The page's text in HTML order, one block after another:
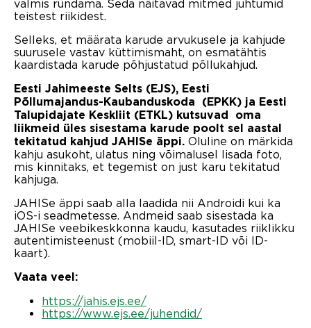
valmis ründama. Seda näitavad mitmed juhtumid
teistest riikidest.
Selleks, et määrata karude arvukusele ja kahjude
suurusele vastav küttimismaht, on esmatähtis
kaardistada karude põhjustatud põllukahjud.
Eesti Jahimeeste Selts (EJS), Eesti
Põllumajandus-Kaubanduskoda (EPKK) ja Eesti
Talupidajate Keskliit (ETKL) kutsuvad oma
liikmeid üles sisestama karude poolt sel aastal
tekitatud kahjud JAHISe äppi. Oluline on märkida
kahju asukoht, ulatus ning võimalusel lisada foto,
mis kinnitaks, et tegemist on just karu tekitatud
kahjuga.
JAHISe äppi saab alla laadida nii Androidi kui ka
iOS-i seadmetesse. Andmeid saab sisestada ka
JAHISe veebikeskkonna kaudu, kasutades riiklikku
autentimisteenust (mobiil-ID, smart-ID või ID-
kaart).
Vaata veel:
https://jahis.ejs.ee/
https://www.ejs.ee/juhendid/